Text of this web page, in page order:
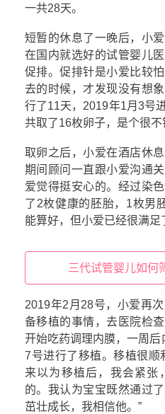
一共28天。
短暂的休息了一晚后，小
在国内就选好的试管婴儿
促排。促排针是小爱比较
去的时候，才发现没有想
行了11天，2019年1月3号
共取了16枚卵子，是个很不
取卵之后，小爱在酒店休
期间顾问一直跟小爱沟通
爱觉得挺安心的。经过染
了2枚健康的胚胎，1枚男
能算好，但小爱已经很满足
三代试管婴儿如何
2019年2月28号，小爱再
备移植的事情，去医院检
开始吃药调理内膜，一周后
7号进行了移植。移植很顺
来以为移植后，我会紧张
的。我认为宝宝既然通过
茁壮成长，我相信他。”